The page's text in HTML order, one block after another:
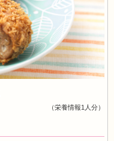
（栄養情報1人分）